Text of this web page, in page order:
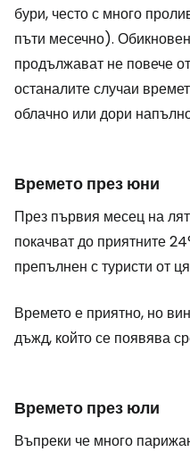
бури, често с много
пъти месечно).
продължават не повече
останалите случаи
облачно или дори
Времето през юни
През първия месец на
покачват до приятните
препълнен с туристи от
Времето е приятно, но
дъжд, който се появява
Времето през юли
Въпреки че много